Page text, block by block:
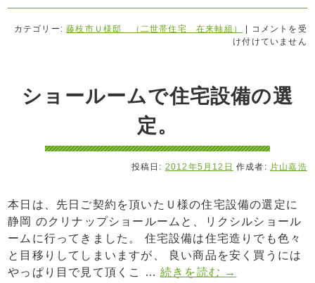
カテゴリー: 藤枝市Ｕ様邸 （二世帯住宅 在来軸組）
コメントを受
け付けていません
ショールームで住宅設備の選
定。
投稿日: 2012年5月12日 作成者: 片山嘉浩
本日は、先日ご契約を頂いたＵ様の住宅設備の選定に
静岡 のクリナップショールームと、リクシルショール
ームに行ってきました。 住宅設備は住宅造りでも色々
と目移りしてしまいますが、 良い商品を安く買うには
やっぱり目で見て頂くこ … 続きを読む →